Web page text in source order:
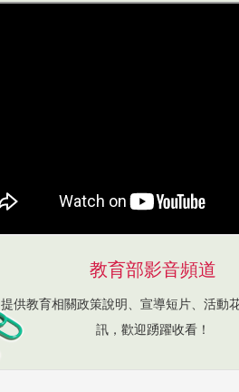
教育部影音頻道
提供教育相關政策說明、宣導短片、活動
訊，歡迎踴躍收看！